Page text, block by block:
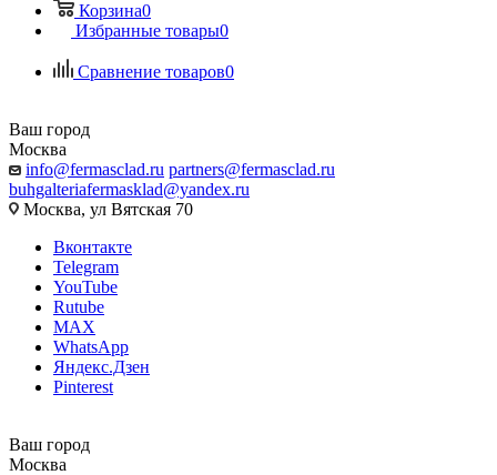
Корзина0
Избранные товары0
Сравнение товаров0
Ваш город
Москва
info@fermasclad.ru partners@fermasclad.ru
buhgalteriafermasklad@yandex.ru
Москва, ул Вятская 70
Вконтакте
Telegram
YouTube
Rutube
MAX
WhatsApp
Яндекс.Дзен
Pinterest
Ваш город
Москва